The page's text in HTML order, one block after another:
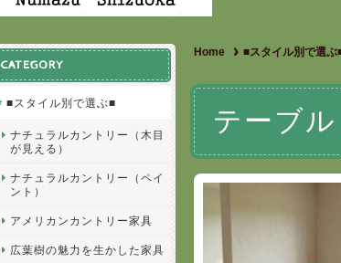
Home ■スタイル別で選ぶ
テーブ
CATEGORY
■スタイル別で選ぶ■
ナチュラルカントリー（木目
が見える）
ナチュラルカントリー（ペイ
ント）
アメリカンカントリー家具
広葉樹の魅力を生かした家具